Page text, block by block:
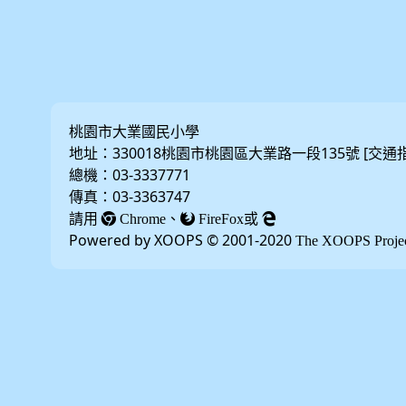
桃園市大業國民小學
地址：330018桃園市桃園區大業路一段135號 [交通
總機：03-3337771
傳真：03-3363747
請用
Chrome 、 FireFox或
Powered by XOOPS © 2001-2020 The XOOPS